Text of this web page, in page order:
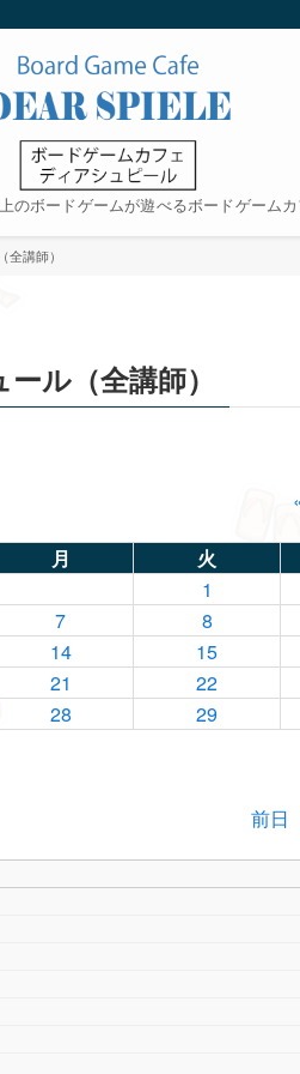
のボードゲームが遊べるボードゲーム
全講師）
ル（全講師）
月
火
1
7
8
14
15
21
22
28 29
前日